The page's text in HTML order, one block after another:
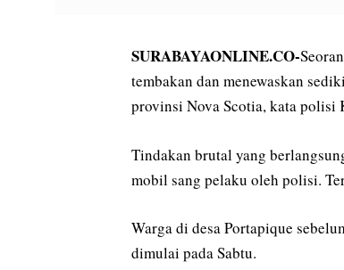
SURABAYAONLINE.CO-
tembakan dan menewaskan
provinsi Nova Scotia, kata polisi
Tindakan brutal yang
mobil sang pelaku oleh polisi.
Warga di desa Portapique
dimulai pada Sabtu.